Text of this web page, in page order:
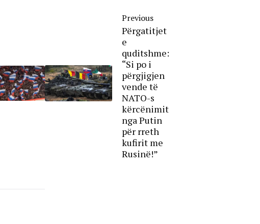
Previous
Përgatitjet
e
quditshme:
“Si po i
përgjigjen
vende të
NATO-s
kërcënimit
nga Putin
për rreth
kufirit me
Rusinë!”